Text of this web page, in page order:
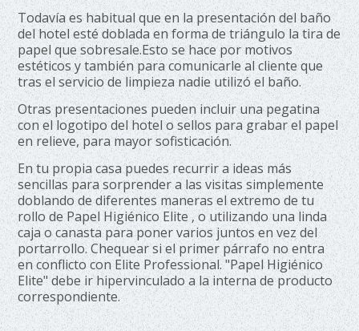
Todavía es habitual que en la presentación del baño
del hotel esté doblada en forma de triángulo la tira de
papel que sobresale.Esto se hace por motivos
estéticos y también para comunicarle al cliente que
tras el servicio de limpieza nadie utilizó el baño.
Otras presentaciones pueden incluir una pegatina
con el logotipo del hotel o sellos para grabar el papel
en relieve, para mayor sofisticación.
En tu propia casa puedes recurrir a ideas más
sencillas para sorprender a las visitas simplemente
doblando de diferentes maneras el extremo de tu
rollo de Papel Higiénico Elite , o utilizando una linda
caja o canasta para poner varios juntos en vez del
portarrollo. Chequear si el primer párrafo no entra
en conflicto con Elite Professional. "Papel Higiénico
Elite" debe ir hipervinculado a la interna de producto
correspondiente.